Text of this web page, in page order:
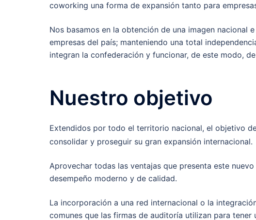
coworking una forma de expansión tanto para
Nos basamos en la obtención de una imagen nacional
empresas del país; manteniendo una total
integran la confederación y funcionar, de este modo,
Nuestro objetivo
Extendidos por todo el territorio nacional, el objetivo
consolidar y proseguir su gran expansión internacional.
Aprovechar todas las ventajas que presenta este
desempeño moderno y de calidad.
La incorporación a una red internacional o la
comunes que las firmas de auditoría utilizan para